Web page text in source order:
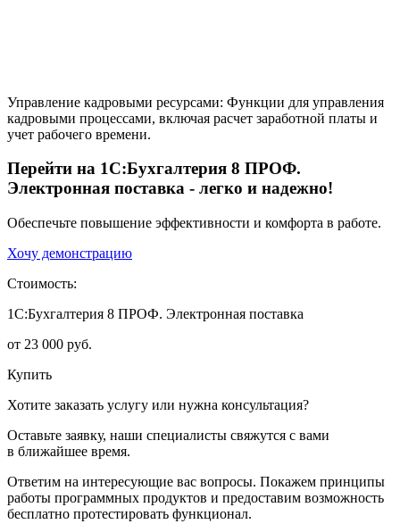
Управление кадровыми ресурсами: Функции для управления
кадровыми процессами, включая расчет заработной платы и
учет рабочего времени.
Перейти на 1С:Бухгалтерия 8 ПРОФ.
Электронная поставка - легко и надежно!
Обеспечьте повышение эффективности и комфорта в работе.
Хочу демонстрацию
Стоимость:
1С:Бухгалтерия 8 ПРОФ. Электронная поставка
от 23 000 руб.
Купить
Хотите заказать услугу или нужна консультация?
Оставьте заявку, наши специалисты свяжутся с вами
в ближайшее время.
Ответим на интересующие вас вопросы. Покажем принципы
работы программных продуктов и предоставим возможность
бесплатно протестировать функционал.